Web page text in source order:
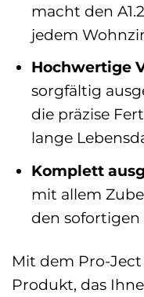
macht den
jedem
Hochwertige
sorgfältig
die präzise
lange
Komplett
mit allem
den
Mit dem Pro-Ject
Produkt, das